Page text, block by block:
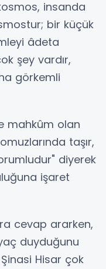
insanda
bir küçük
âdeta
şey vardır,
görkemli
mahkûm olan
taşır,
diyerek
işaret
cevap ararken,
duyduğunu
Hisar çok